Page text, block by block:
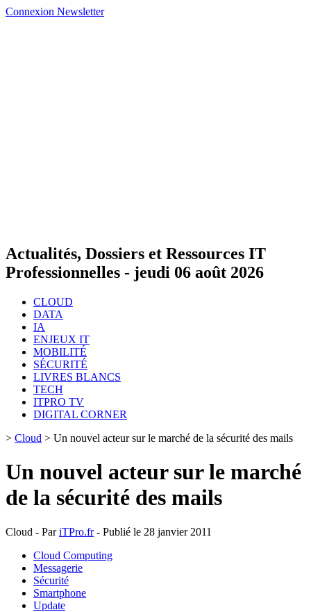
Connexion Newsletter
Actualités, Dossiers et Ressources IT
Professionnelles - jeudi 06 août 2026
CLOUD
DATA
IA
ENJEUX IT
MOBILITÉ
SÉCURITÉ
LIVRES BLANCS
TECH
ITPRO TV
DIGITAL CORNER
> Cloud > Un nouvel acteur sur le marché de la sécurité des mails
Un nouvel acteur sur le marché
de la sécurité des mails
Cloud - PariTPro.fr- Publié le 28 janvier 2011
Cloud Computing
Messagerie
Sécurité
Smartphone
Update